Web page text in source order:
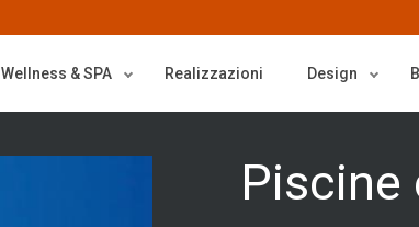
Wellness & SPA Realizzazioni Design
Piscine